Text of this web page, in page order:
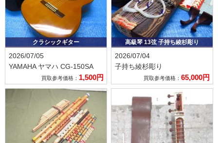
クラシックギター
2026/07/05
YAMAHA ヤマハ CG-150SA
買取参考価格： 1,500円
高級琴 13弦 子持ち綾杉彫り
2026/07/04
子持ち綾杉彫り
買取参考価格：65,000円